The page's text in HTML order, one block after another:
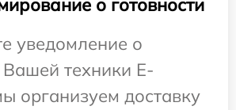
уведомление о
Вашей техники E-
организуем доставку